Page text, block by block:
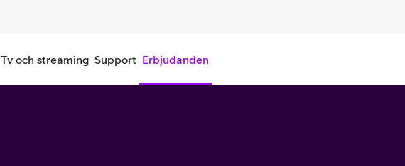
Tv och streaming Support Erbjudanden